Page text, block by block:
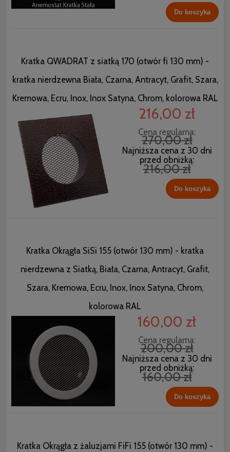
Do koszyka
Kratka QWADRAT z siatką 170 (otwór fi 130 mm) -
kratka nierdzewna Biała, Czarna, Antracyt, Grafit, Szara,
Kremowa, Ecru, Inox, Inox Satyna, Chrom, kolorowa RAL
216,00 zł
Cena regularna:
270,00 zł
Najniższa cena z 30 dni
przed obniżką:
216,00 zł
Do koszyka
Kratka Okrągła SiSi 155 (otwór 130 mm) - kratka
nierdzewna z Siatką, Biała, Czarna, Antracyt, Grafit,
Szara, Kremowa, Ecru, Inox, Inox Satyna, Chrom,
kolorowa RAL
160,00 zł
Cena regularna:
200,00 zł
Najniższa cena z 30 dni
przed obniżką:
160,00 zł
Do koszyka
Kratka Okrągła z żaluzjami FiFi 155 (otwór 130 mm) -